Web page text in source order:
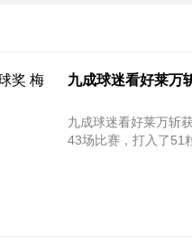
九成球迷看好莱万
九成球迷看好莱万斩获金球奖 梅西C
43场比赛，打入了51